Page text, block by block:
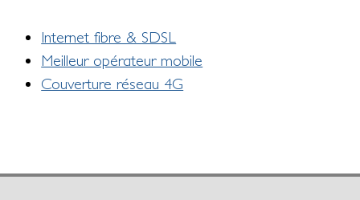
Internet fibre & SDSL
Meilleur opérateur mobile
Couverture réseau 4G